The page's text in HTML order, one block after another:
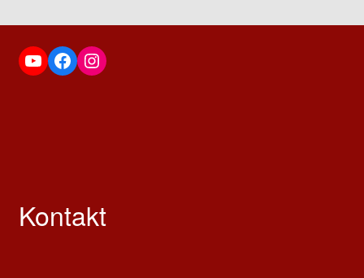
YouTube Facebook Instagram
Kontakt